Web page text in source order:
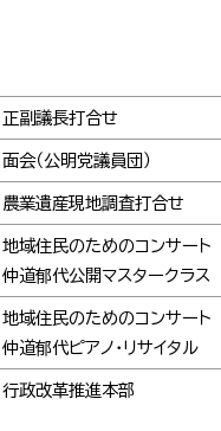
正副議長打合せ
面会（公明党議員団）
農業遺産現地調査打合せ
地域住民のためのコンサート
仲道郁代公開マスタークラス
地域住民のためのコンサート
仲道郁代ピアノ・リサイタル
行政改革推進本部